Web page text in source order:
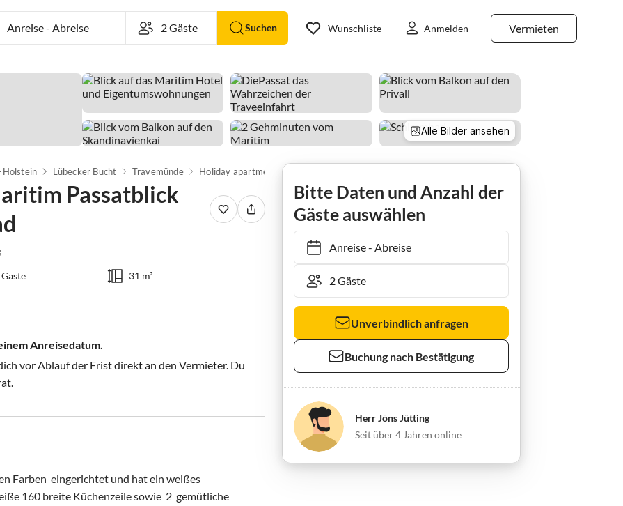
Anreise-Abreise Suchen Vermieten
Wunschliste Anmelden
Alle Bilder ansehen
Holstein Lübecker Bucht Travemünde
Passatblick
31 m²
Anreisedatum.
vor Ablauf der Frist direkt an den Vermieter. Du
Farben  eingerichtet und hat ein weißes
160 breite Küchenzeile sowie  2  gemütliche
Bitte Daten und Anzahl der
Gäste auswählen
Anreise- Abreise
Unverbindlich anfragen
Buchung nach Bestätigung
Herr Jöns Jütting
Seit über 4 Jahren online